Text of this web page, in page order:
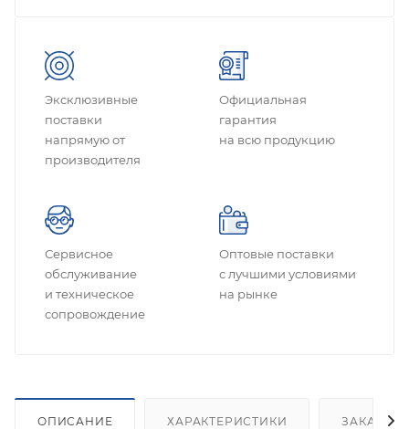
Эксклюзивные
поставки
напрямую от
производителя
Официальная
гарантия
на всю продукцию
Сервисное
обслуживание
и техническое
сопровождение
Оптовые поставки
с лучшими условиями
на рынке
ОПИСАНИЕ ХАРАКТЕРИСТИКИ